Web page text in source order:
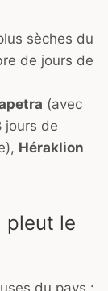
sèches du
de jours de
(avec
jours de
Héraklion
pleut le